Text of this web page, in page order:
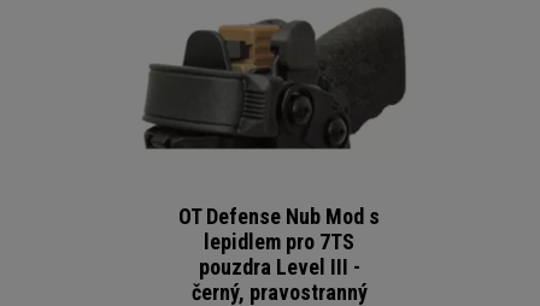
OT Defense Nub Mod s
lepidlem pro 7TS
pouzdra Level III -
černý, pravostranný